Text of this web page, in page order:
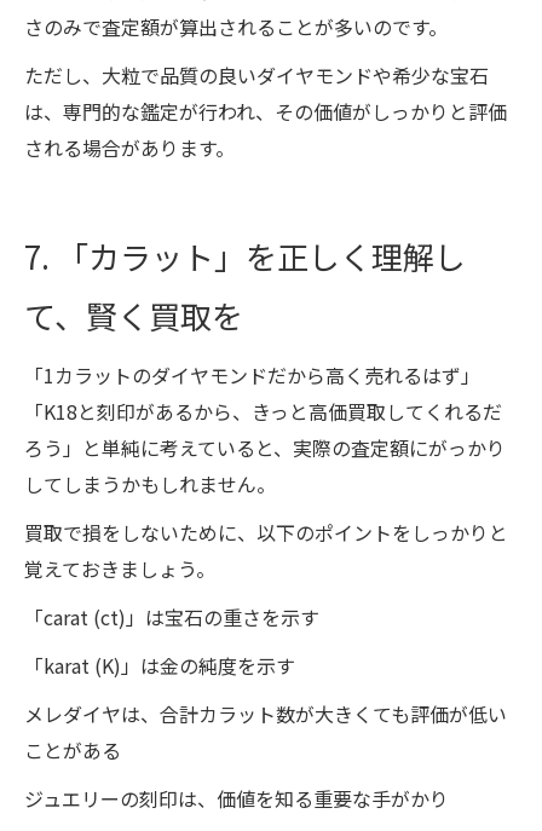
さのみで査定額が算出されることが多いのです。
ただし、大粒で品質の良いダイヤモンドや希少な宝石
は、専門的な鑑定が行われ、その価値がしっかりと評価
される場合があります。
7. 「カラット」を正しく理解し
て、賢く買取を
「1カラットのダイヤモンドだから高く売れるはず」
「K18と刻印があるから、きっと高価買取してくれるだ
ろう」と単純に考えていると、実際の査定額にがっかり
してしまうかもしれません。
買取で損をしないために、以下のポイントをしっかりと
覚えておきましょう。
「carat (ct)」は宝石の重さを示す
「karat (K)」は金の純度を示す
メレダイヤは、合計カラット数が大きくても評価が低い
ことがある
ジュエリーの刻印は、価値を知る重要な手がかり